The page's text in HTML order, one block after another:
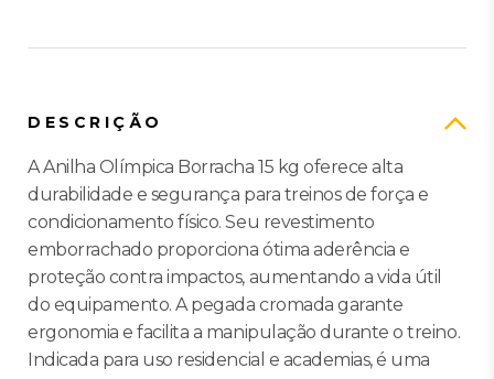
DESCRIÇÃO
A Anilha Olímpica Borracha 15 kg oferece alta
durabilidade e segurança para treinos de força e
condicionamento físico. Seu revestimento
emborrachado proporciona ótima aderência e
proteção contra impactos, aumentando a vida útil
do equipamento. A pegada cromada garante
ergonomia e facilita a manipulação durante o treino.
Indicada para uso residencial e academias, é uma